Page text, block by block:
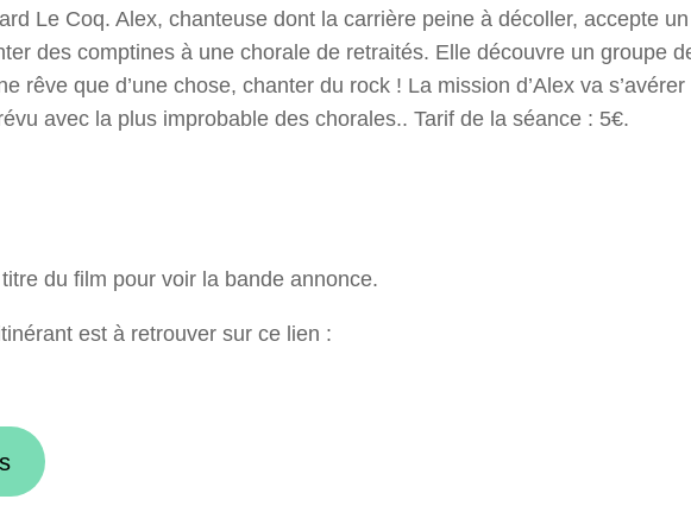
Le Coq. Alex, chanteuse dont la carrière peine à décoller, accepte un
des comptines à une chorale de retraités. Elle découvre un groupe
rêve que d’une chose, chanter du rock ! La mission d’Alex va s’avérer
avec la plus improbable des chorales.. Tarif de la séance : 5€.
du film pour voir la bande annonce.
est à retrouver sur ce lien :